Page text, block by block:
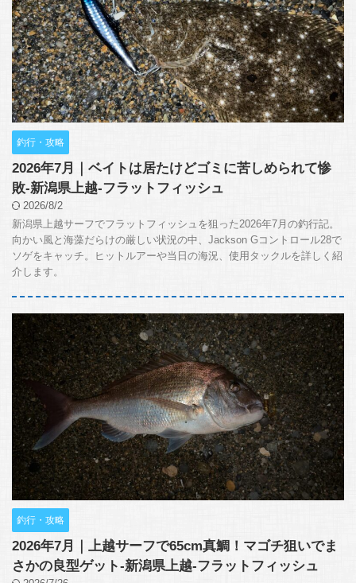
釣行・攻略
2026年7月｜ベイトは居たけどゴミに苦しめられて惨
敗-新潟県上越-フラットフィッシュ
2026/8/2
新潟県上越サーフでフラットフィッシュを狙った2026年7月の釣行記。
向かい風と海藻だらけの厳しい状況の中、Jackson Gコントロール28で
ソゲをキャッチ。ヒットルアーや当日の海況、使用タックルを詳しく紹
介します。
釣行・攻略
2026年7月｜上越サーフで65cm真鯛！マゴチ狙いでま
さかの良型ゲット-新潟県上越-フラットフィッシュ